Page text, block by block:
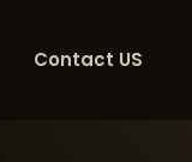
Contact US